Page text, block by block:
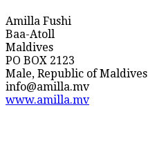
Amilla Fushi
Baa-Atoll
Maldives
PO BOX 2123
Male, Republic of Maldives
info@amilla.mv
www.amilla.mv